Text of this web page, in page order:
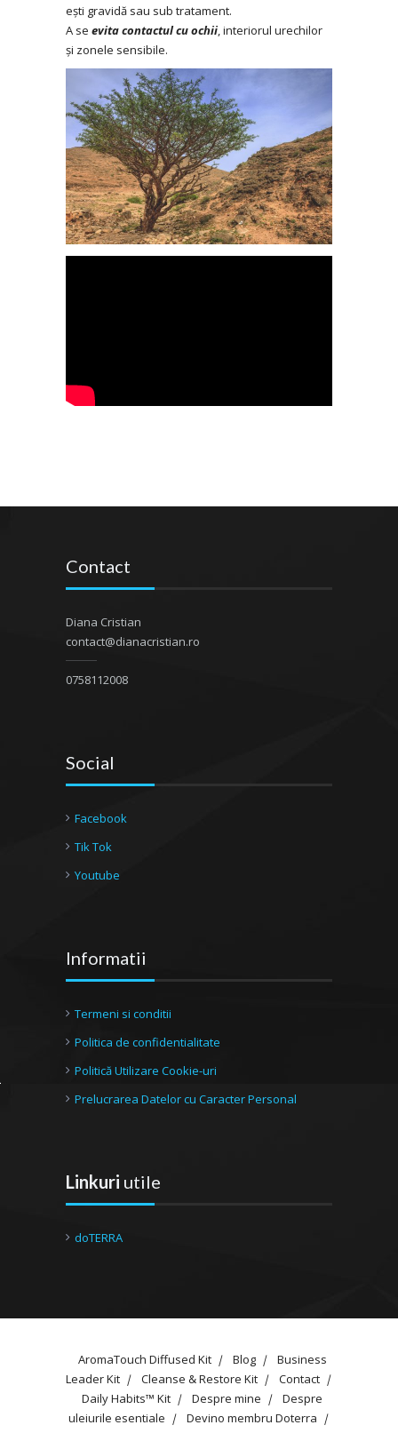
ești gravidă sau sub tratament.
A se evita contactul cu ochii, interiorul urechilor
și zonele sensibile.
Contact
Diana Cristian
contact@dianacristian.ro
0758112008
Social
Facebook
Tik Tok
Youtube
Informatii
Termeni si conditii
Politica de confidentialitate
Politică Utilizare Cookie-uri
Prelucrarea Datelor cu Caracter Personal
Linkuri utile
doTERRA
AromaTouch Diffused Kit Blog
Business
Leader Kit
Cleanse & Restore Kit
Contact
Daily Habits™ Kit
Despre mine
Despre
uleiurile esentiale
Devino membru Doterra